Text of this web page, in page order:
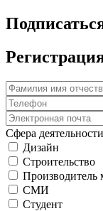
Сфера деятельности
Дизайн
Строительство
Производитель
СМИ
Студент